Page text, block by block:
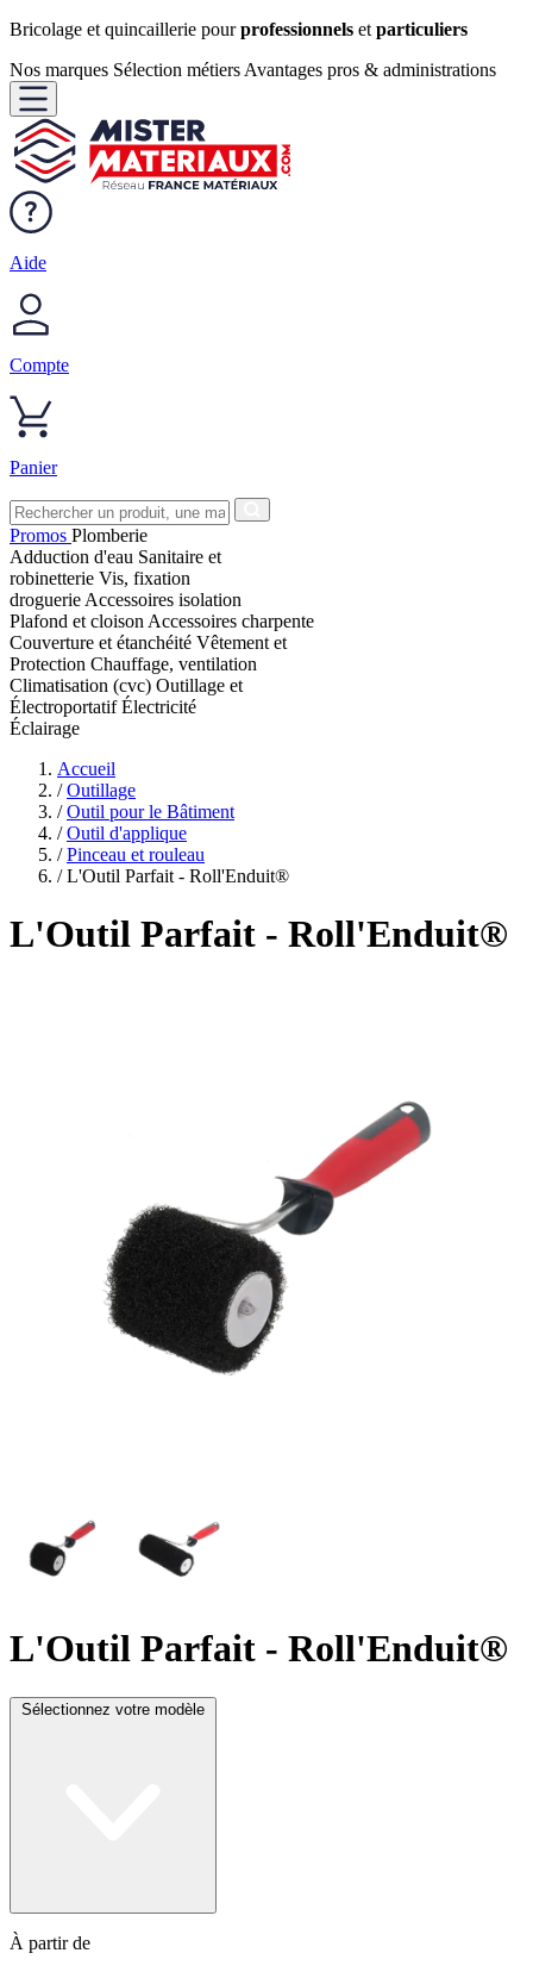
Bricolage et quincaillerie pourprofessionnels et particuliers
Nos marques Sélection métiers Avantages pros & administrations
Aide
Compte
Panier
Promos Plomberie
Adduction d'eau Sanitaire et
robinetterie Vis, fixation
droguerie Accessoires isolation
Plafond et cloison Accessoires charpente
Couverture et étanchéité Vêtement et
Protection Chauffage, ventilation
Climatisation (cvc) Outillage et
ÉlectroportatifÉlectricité
Éclairage
Accueil
/ Outillage
/ Outil pour le Bâtiment
/ Outil d'applique
/ Pinceau et rouleau
/ L'Outil Parfait - Roll'Enduit®
L'Outil Parfait - Roll'Enduit®
L'Outil Parfait - Roll'Enduit®
Sélectionnez votre modèle
À partir de